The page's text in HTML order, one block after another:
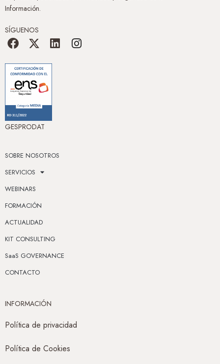
Información.
SÍGUENOS
GESPRODAT
SOBRE NOSOTROS
SERVICIOS
WEBINARS
FORMACIÓN
ACTUALIDAD
KIT CONSULTING
SaaS GOVERNANCE
CONTACTO
INFORMACIÓN
Política de privacidad
Política de Cookies